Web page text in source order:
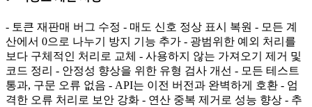
- 토큰 재판매 버그 수정 - 매도 신호 정상 표시 복원 - 모든 계
산에서 0으로 나누기 방지 기능 추가 - 광범위한 예외 처리를
보다 구체적인 처리로 교체 - 사용하지 않는 가져오기 제거 및
코드 정리 - 안정성 향상을 위한 유형 검사 개선 - 모든 테스트
통과, 구문 오류 없음 - API는 이전 버전과 완벽하게 호환 - 엄
격한 오류 처리로 보안 강화 - 연산 중복 제거로 성능 향상 - 추